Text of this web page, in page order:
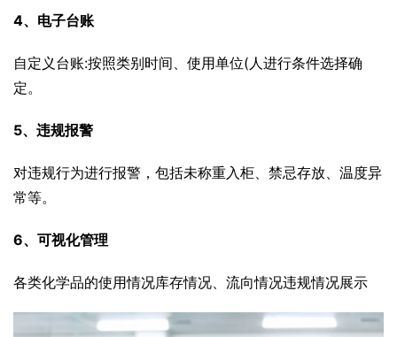
4、电子台账
自定义台账:按照类别时间、使用单位(人进行条件选择确
定。
5、违规报警
对违规行为进行报警，包括未称重入柜、禁忌存放、温度异
常等。
6、可视化管理
各类化学品的使用情况库存情况、流向情况违规情况展示